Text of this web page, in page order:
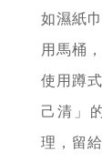
如濕紙
用馬桶
使用蹲
己清」
理，留